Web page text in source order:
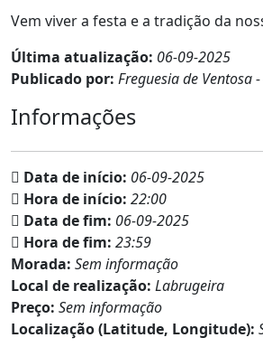
Vem viver a festa e a tradição da
Última atualização: 06-09-2025
Publicado por: Freguesia de Ventosa
Informações
Data de início: 06-09-2025
Hora de início: 22:00
Data de fim: 06-09-2025
Hora de fim: 23:59
Morada: Sem informação
Local de realização: Labrugeira
Preço: Sem informação
Localização (Latitude, Longitude):